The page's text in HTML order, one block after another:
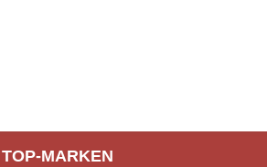
TOP-MARKEN